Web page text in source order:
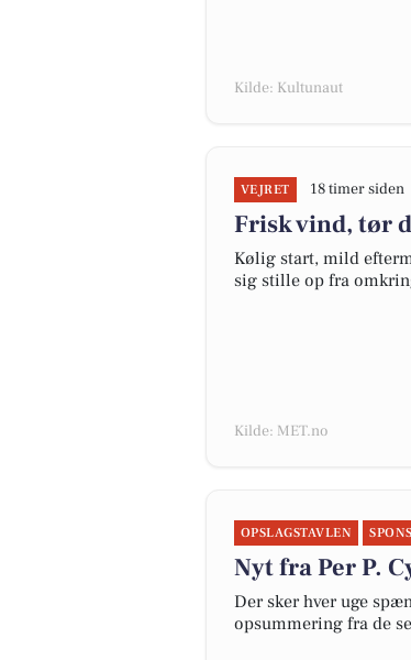
Kilde: Kultunaut
VEJRET 18 timer siden
Frisk vind, tør
Kølig start, mild
sig stille op fra
Kilde: MET.no
OPSLAGSTAVLEN
Nyt fra Per P.
Der sker hver uge
opsummering fra de